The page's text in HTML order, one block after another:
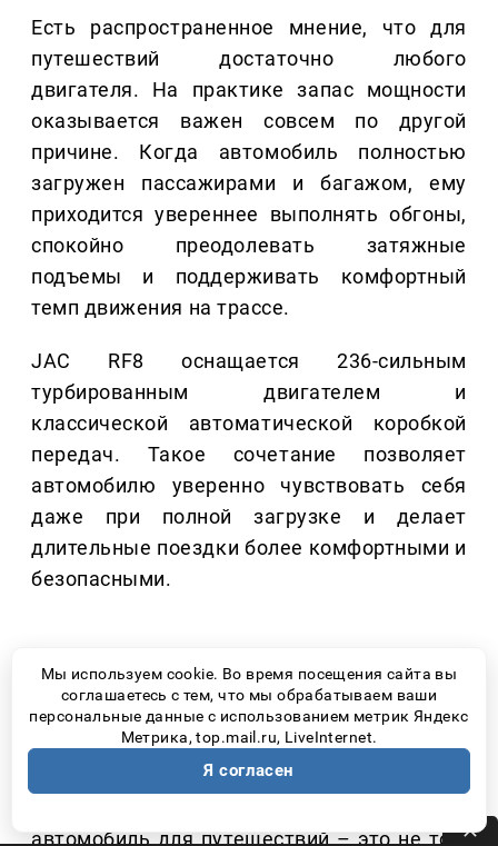
Есть распространенное мнение, что для
путешествий достаточно любого
двигателя. На практике запас мощности
оказывается важен совсем по другой
причине. Когда автомобиль полностью
загружен пассажирами и багажом, ему
приходится увереннее выполнять обгоны,
спокойно преодолевать затяжные
подъемы и поддерживать комфортный
темп движения на трассе.
JAC RF8 оснащается 236-сильным
турбированным двигателем и
классической автоматической коробкой
передач. Такое сочетание позволяет
автомобилю уверенно чувствовать себя
даже при полной загрузке и делает
длительные поездки более комфортными и
безопасными.
АВТОМОБИЛЬ, КОТОРЫЙ
СТАНОВИТСЯ ЧАСТЬЮ
ПУТЕШЕСТВИЯ
автомобиль для путешествий – это не тот,
Мы используем cookie. Во время посещения сайта вы
соглашаетесь с тем, что мы обрабатываем ваши
персональные данные с использованием метрик Яндекс
Метрика, top.mail.ru, LiveInternet.
Я согласен